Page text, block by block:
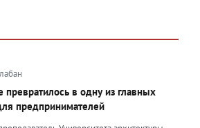
превратилось в одну из главных
предпринимателей